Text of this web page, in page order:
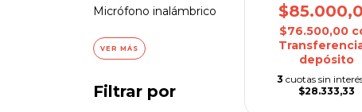
Micrófono inalámbrico
VER MÁS
Filtrar por
$76.500,00
depósito
3 cuotas sin
$28.333,33